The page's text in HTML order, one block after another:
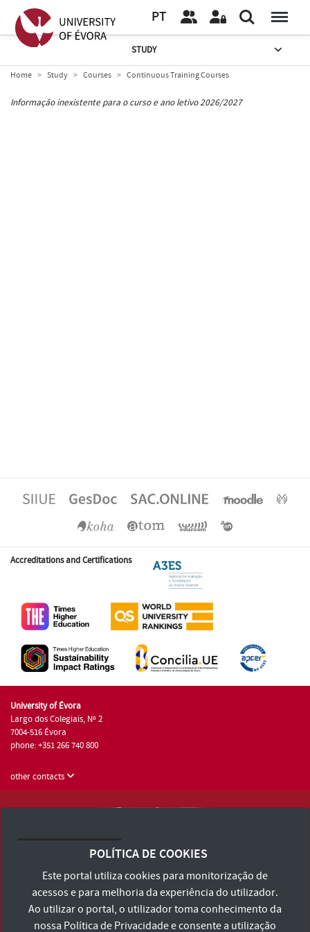
PT
STUDY
Home Study Courses Continuous Training Courses
Informação inexistente para o curso e ano letivo 2026/2027
Accreditations and Certifications
University of Évora
Largo dos Colegiais, Nº 2
7004-516 Évora
phone: +351 266 740 800
other contacts
Terms and Conditions and Privacy Policy
Accessibility Statement
POLÍTICA DE COOKIES
Este portal utiliza cookies para monitorização de
acessos e para melhoria da experiência do utilizador.
Ao utilizar o portal, o utilizador toma conhecimento da
nossa Política de Privacidadee consente a utilização